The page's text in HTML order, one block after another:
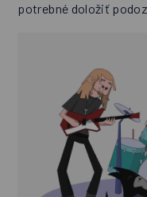
potrebné doložiť